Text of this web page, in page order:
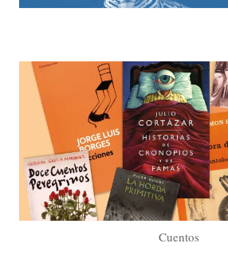
Cuentos